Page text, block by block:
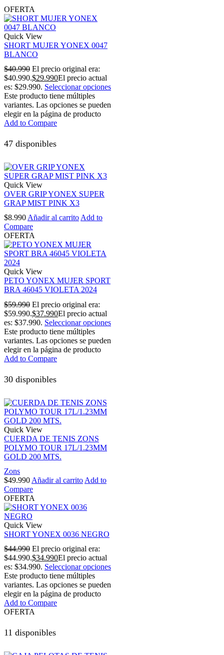
OFERTA
Quick View
SHORT MUJER YONEX 0047
BLANCO
$40.990 El precio original era:
$40.990.$29.990El precio actual
es: $29.990. Seleccionar opciones
Este producto tiene múltiples
variantes. Las opciones se pueden
elegir en la página de producto
Add to Compare
47 disponibles
Quick View
OVER GRIP YONEX SUPER
GRAP MIST PINK X3
$8.990Añadir al carritoAdd to
Compare
OFERTA
Quick View
PETO YONEX MUJER SPORT
BRA 46045 VIOLETA 2024
$59.990 El precio original era:
$59.990.$37.990El precio actual
es: $37.990. Seleccionar opciones
Este producto tiene múltiples
variantes. Las opciones se pueden
elegir en la página de producto
Add to Compare
30 disponibles
Quick View
CUERDA DE TENIS ZONS
POLYMO TOUR 17L/1.23MM
GOLD 200 MTS.
Zons
$49.990 Añadir al carrito Add to
Compare
OFERTA
Quick View
SHORT YONEX 0036 NEGRO
$44.990 El precio original era:
$44.990.$34.990El precio actual
es: $34.990. Seleccionar opciones
Este producto tiene múltiples
variantes. Las opciones se pueden
elegir en la página de producto
Add to Compare
OFERTA
11 disponibles